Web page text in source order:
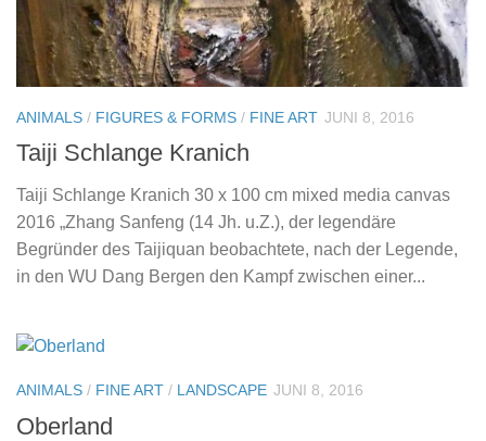
ANIMALS / FIGURES & FORMS / FINE ART JUNI 8, 2016
Taiji Schlange Kranich
Taiji Schlange Kranich 30 x 100 cm mixed media canvas
2016 „Zhang Sanfeng (14 Jh. u.Z.), der legendäre
Begründer des Taijiquan beobachtete, nach der Legende,
in den WU Dang Bergen den Kampf zwischen einer...
ANIMALS / FINE ART / LANDSCAPE JUNI 8, 2016
Oberland